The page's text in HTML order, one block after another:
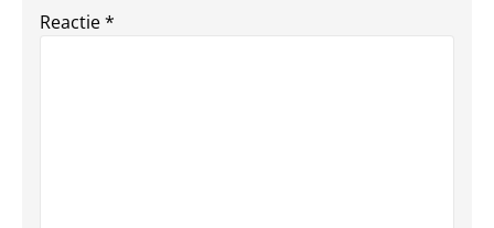
Reactie*